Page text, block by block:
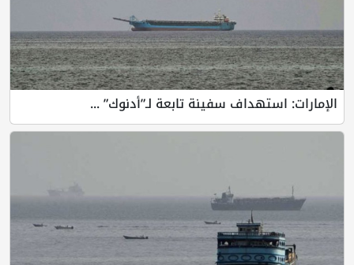
الإمارات: استهداف سفينة تابعة لـ”أدنوك” ...